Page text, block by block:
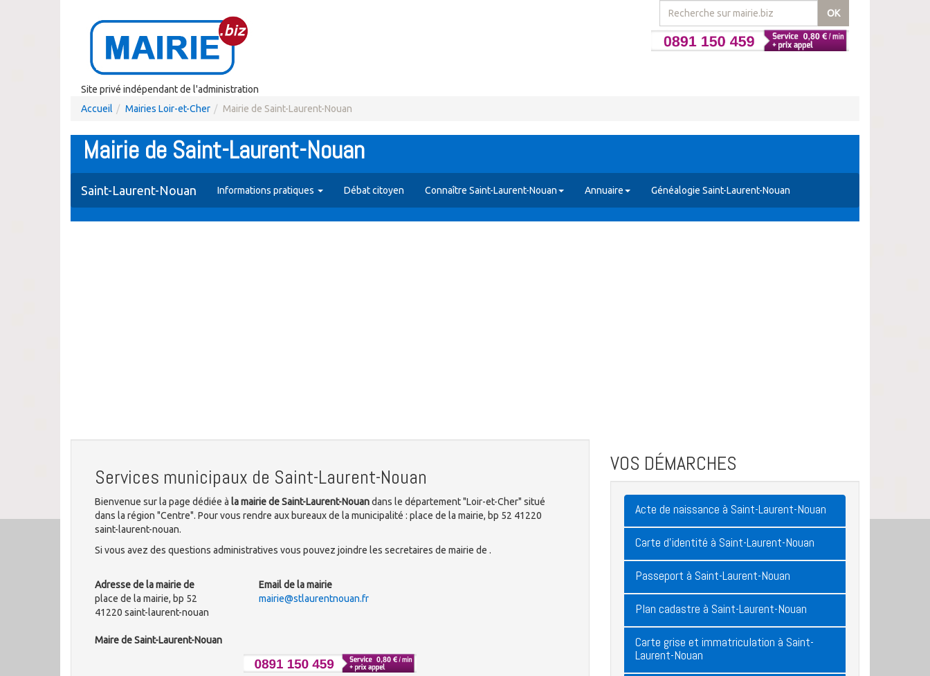
OK
Site privé indépendant de l'administration
Accueil
Mairies Loir-et-Cher Mairie de Saint-Laurent-Nouan
Mairie de Saint-Laurent-Nouan
Saint-Laurent-Nouan Informations pratiques Débat citoyen Connaître Saint-Laurent-Nouan Annuaire Généalogie Saint-Laurent-Nouan
Services municipaux de Saint-Laurent-Nouan
Bienvenue sur la page dédiée à la mairie de Saint-Laurent-Nouandans le département "Loir-et-Cher" situé
dans la région "Centre". Pour vous rendre aux bureaux de la municipalité : place de la mairie, bp 52 41220
saint-laurent-nouan.
Si vous avez des questions administratives vous pouvez joindre les secretaires de mairie de .
Adresse de la mairie de
place de la mairie, bp 52
41220 saint-laurent-nouan
Maire de Saint-Laurent-Nouan
Email de la mairie
mairie@stlaurentnouan.fr
VOS DÉMARCHES
Acte de naissance à Saint-Laurent-Nouan
Carte d'identité à Saint-Laurent-Nouan
Passeport à Saint-Laurent-Nouan
Plan cadastre à Saint-Laurent-Nouan
Carte grise et immatriculation à Saint-
Laurent-Nouan